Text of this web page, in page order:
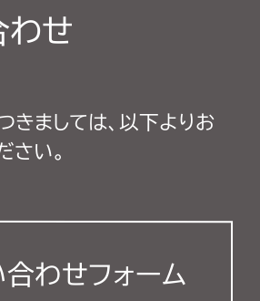
わせ
きましては、以下よりお
さい。
わせフォーム